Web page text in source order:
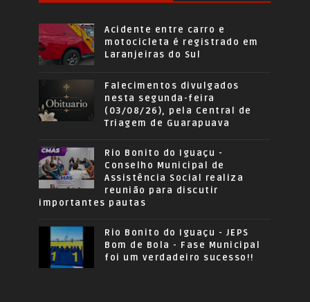
Acidente entre carro e
motocicleta é registrado em
Laranjeiras do Sul
Falecimentos divulgados
nesta segunda-feira
(03/08/26), pela Central de
Triagem de Guarapuava
Rio Bonito do Iguaçu -
Conselho Municipal de
Assistência Social realiza
reunião para discutir
importantes pautas
Rio Bonito do Iguaçu - JEPS
Bom de Bola - Fase Municipal
foi um verdadeiro sucesso!!